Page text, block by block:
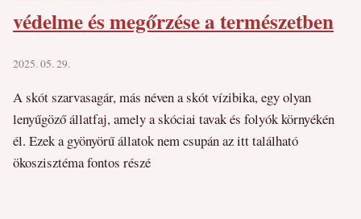
védelme és megőrzése a természetben
2025. 05. 29.
A skót szarvasagár, más néven a skót vízibika, egy olyan
lenyűgöző állatfaj, amely a skóciai tavak és folyók környékén
él. Ezek a gyönyörű állatok nem csupán az itt található
ökoszisztéma fontos részé